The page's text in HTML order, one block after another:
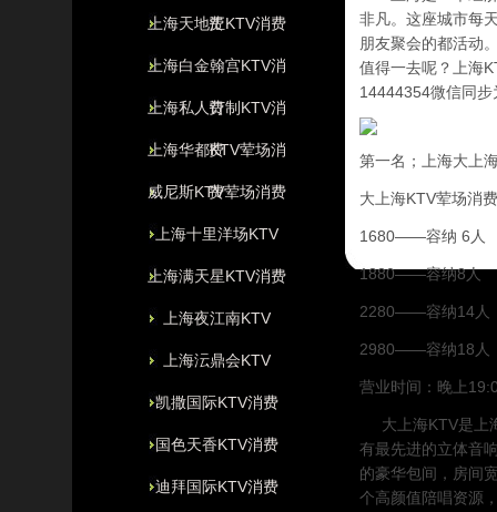
费
上海天地汇KTV消费
上海白金翰宫KTV消
费
上海私人订制KTV消
费
上海华都KTV荤场消
费
威尼斯KTV荤场消费
上海十里洋场KTV
上海满天星KTV消费
上海夜江南KTV
上海沄鼎会KTV
凯撒国际KTV消费
国色天香KTV消费
迪拜国际KTV消费
非凡。这座城市每
朋友聚会的都活动
值得一去呢？上海
14444354微信同
第一名；上海大上
大上海KTV荤场消
1680——容纳 6人
1880——容纳8人
2280——容纳14人
2980——容纳18人
营业时间：晚上
大上海KTV是上
有最先进的立体音
的豪华包间，房间
个高颜值陪唱资源